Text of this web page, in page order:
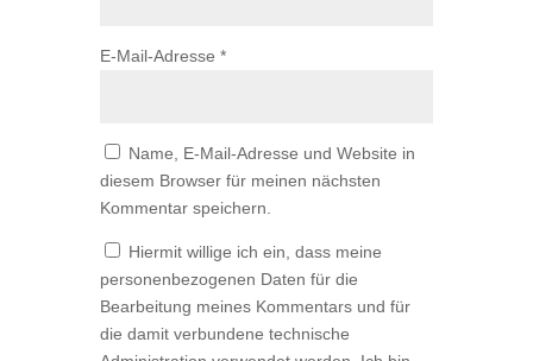
E-Mail-Adresse *
Name, E-Mail-Adresse und Website in
diesem Browser für meinen nächsten
Kommentar speichern.
Hiermit willige ich ein, dass meine
personenbezogenen Daten für die
Bearbeitung meines Kommentars und für
die damit verbundene technische